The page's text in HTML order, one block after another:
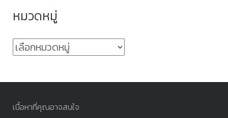
หมวดหมู่
หมวด
เนื้อหาที่คุณอาจสนใจ